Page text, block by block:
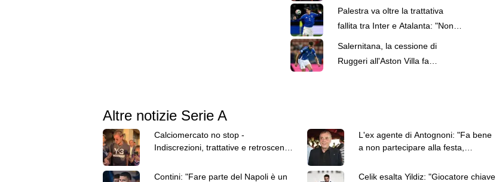
retroscena del 7 agosto
Palestra va oltre la trattativa
fallita tra Inter e Atalanta: "Non
Salernitana, la cessione di
Ruggeri all'Aston Villa fa
Altre notizie Serie A
Calciomercato no stop -
Indiscrezioni, trattative e retroscena
L'ex agente di Antognoni: "Fa bene
a non partecipare alla festa,
Contini: "Fare parte del Napoli è un
Celik esalta Yildiz: "Giocatore chiave